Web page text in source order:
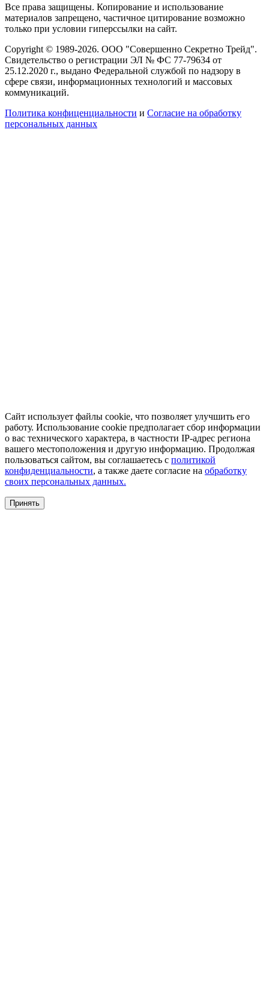
Все права защищены. Копирование и использование
материалов запрещено, частичное цитирование возможно
только при условии гиперссылки на сайт.
Copyright © 1989-2026. ООО "Совершенно Секретно Трейд".
Свидетельство о регистрации ЭЛ № ФС 77-79634 от
25.12.2020 г., выдано Федеральной службой по надзору в
сфере связи, информационных технологий и массовых
коммуникаций.
Политика конфиценциальности и Согласие на обработку
персональных данных
Сайт использует файлы cookie, что позволяет улучшить его
работу. Использование cookie предполагает сбор информации
о вас технического характера, в частности IP-адрес региона
вашего местоположения и другую информацию. Продолжая
пользоваться сайтом, вы соглашаетесь с политикой
конфиденциальности, а также даете согласие на обработку
своих персональных данных.
Принять